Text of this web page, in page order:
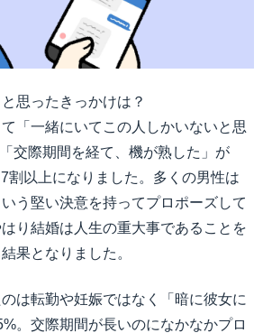
思ったきっかけは？
「一緒にいてこの人しかいないと思
交際期間を経て、機が熟した」が
割以上になりました。多くの男性は
いう堅い決意を持ってプロポーズして
り結婚は人生の重大事であることを
果となりました。
は転勤や妊娠ではなく「暗に彼女に
。交際期間が長いのになかなかプロ